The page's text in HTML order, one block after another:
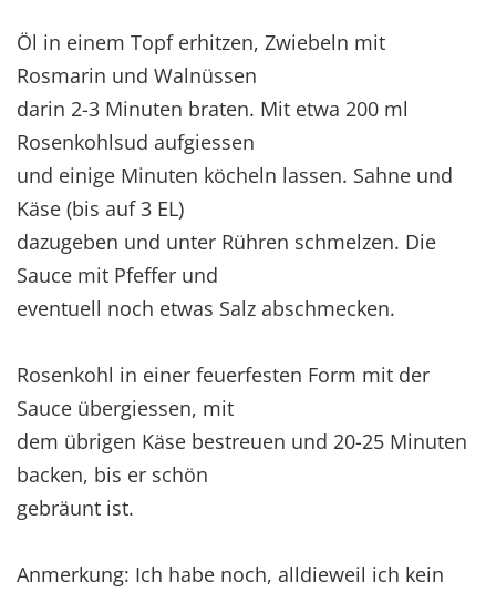
Öl in einem Topf erhitzen, Zwiebeln mit
Rosmarin und Walnüssen
darin 2-3 Minuten braten. Mit etwa 200 ml
Rosenkohlsud aufgiessen
und einige Minuten köcheln lassen. Sahne und
Käse (bis auf 3 EL)
dazugeben und unter Rühren schmelzen. Die
Sauce mit Pfeffer und
eventuell noch etwas Salz abschmecken.
Rosenkohl in einer feuerfesten Form mit der
Sauce übergiessen, mit
dem übrigen Käse bestreuen und 20-25 Minuten
backen, bis er schön
gebräunt ist.
Anmerkung: Ich habe noch, alldieweil ich kein